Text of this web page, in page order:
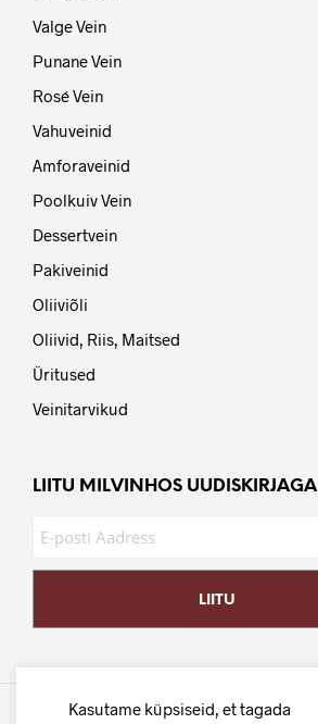
Valge Vein
Punane Vein
Rosé Vein
Vahuveinid
Amforaveinid
Poolkuiv Vein
Dessertvein
Pakiveinid
Oliiviõli
Oliivid, Riis, Maitsed
Üritused
Veinitarvikud
LIITU MILVINHOS UUDISKIRJAGA
Kasutame küpsiseid, et tagada